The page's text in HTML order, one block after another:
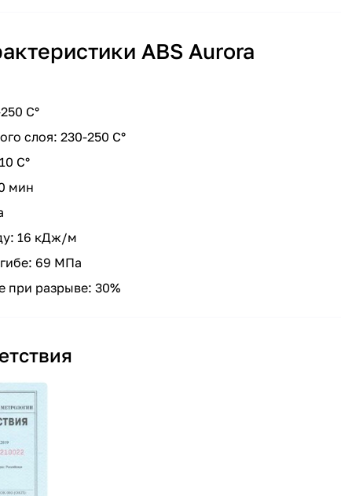
ABS Aurora
С°
слоя: 230-250 С°
С°
мин
16 кДж/м
69 МПа
при разрыве: 30%